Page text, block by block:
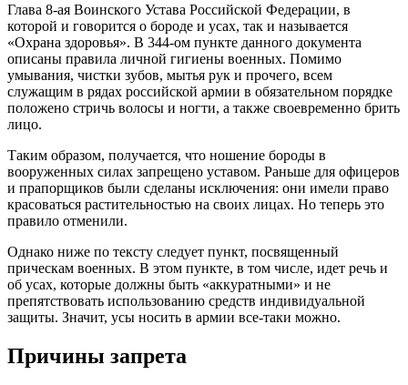
Глава 8-ая Воинского Устава Российской Федерации, в
которой и говорится о бороде и усах, так и называется
«Охрана здоровья». В 344-ом пункте данного документа
описаны правила личной гигиены военных. Помимо
умывания, чистки зубов, мытья рук и прочего, всем
служащим в рядах российской армии в обязательном порядке
положено стричь волосы и ногти, а также своевременно брить
лицо.
Таким образом, получается, что ношение бороды в
вооруженных силах запрещено уставом. Раньше для офицеров
и прапорщиков были сделаны исключения: они имели право
красоваться растительностью на своих лицах. Но теперь это
правило отменили.
Однако ниже по тексту следует пункт, посвященный
прическам военных. В этом пункте, в том числе, идет речь и
об усах, которые должны быть «аккуратными» и не
препятствовать использованию средств индивидуальной
защиты. Значит, усы носить в армии все-таки можно.
Причины запрета